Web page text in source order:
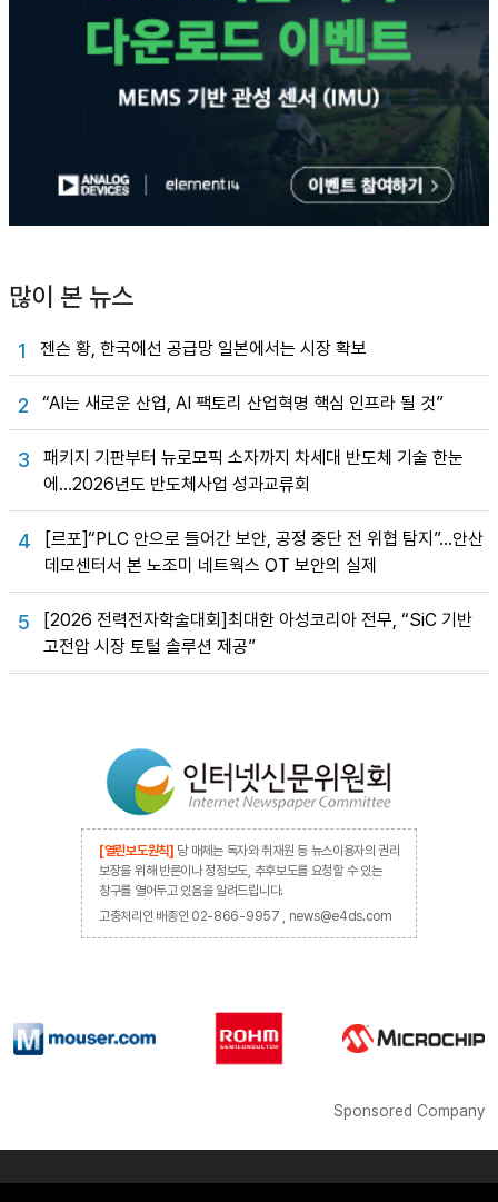
많이 본 뉴스
1 젠슨 황, 한국에선 공급망 일본에서는 시장 확보
2 “AI는 새로운 산업, AI 팩토리 산업혁명 핵심 인프라 될 것”
3
패키지 기판부터 뉴로모픽 소자까지 차세대 반도체 기술 한눈
에…2026년도 반도체사업 성과교류회
4
[르포]“PLC 안으로 들어간 보안, 공정 중단 전 위협 탐지”…안산
데모센터서 본 노조미 네트웍스 OT 보안의 실제
5
[2026 전력전자학술대회]최대한 아성코리아 전무, “SiC 기반
고전압 시장 토털 솔루션 제공”
[열린보도원칙] 당 매체는 독자와 취재원 등 뉴스이용자의 권리
보장을 위해 반론이나 정정보도, 추후보도를 요청할 수 있는
창구를 열어두고 있음을 알려드립니다.
고충처리인 배종인 02-866-9957 , news@e4ds.com
Sponsored Company